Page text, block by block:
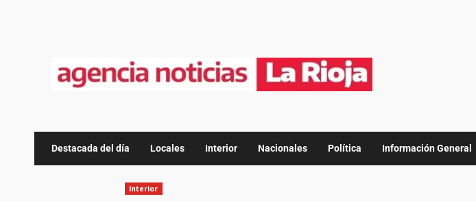
Destacada del día Locales Interior Nacionales Política Información General
Interior